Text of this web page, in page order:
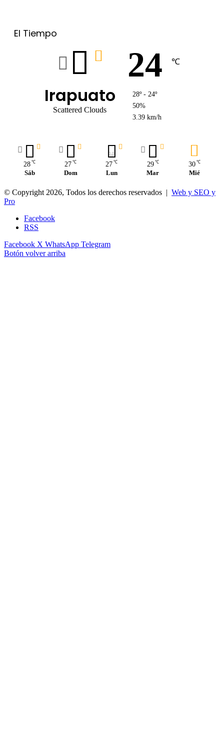
El Tiempo
Irapuato
Scattered Clouds
24 ℃
28º - 24º
50%
3.39 km/h
28 ℃
Sáb
27 ℃
Dom
27 ℃
Lun
29 ℃
Mar
30 ℃
Mié
© Copyright 2026, Todos los derechos reservados | Web y SEO y
Pro
Facebook
RSS
Facebook X WhatsApp Telegram
Botón volver arriba